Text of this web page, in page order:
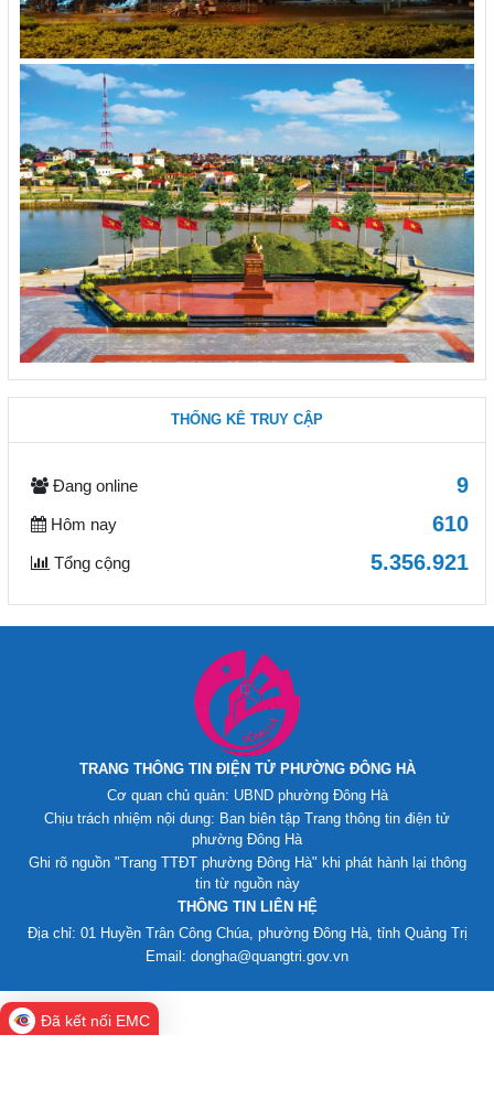
THỐNG KÊ TRUY CẬP
Đang online 9
Hôm nay 610
Tổng cộng 5.356.921
TRANG THÔNG TIN ĐIỆN TỬ PHƯỜNG ĐÔNG HÀ
Cơ quan chủ quản: UBND phường Đông Hà
Chịu trách nhiệm nội dung: Ban biên tập Trang thông tin điện tử
phường Đông Hà
Ghi rõ nguồn "Trang TTĐT phường Đông Hà" khi phát hành lại thông
tin từ nguồn này
THÔNG TIN LIÊN HỆ
Địa chỉ: 01 Huyền Trân Công Chúa, phường Đông Hà, tỉnh Quảng Trị
Email: dongha@quangtri.gov.vn
Đã kết nối EMC